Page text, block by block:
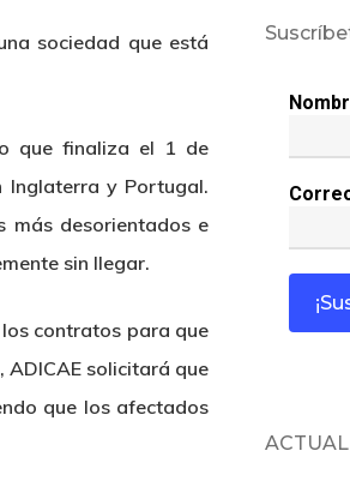
sociedad que está
que finaliza el 1 de
Inglaterra y Portugal.
más desorientados e
sin llegar.
contratos para que
solicitará que
que los afectados